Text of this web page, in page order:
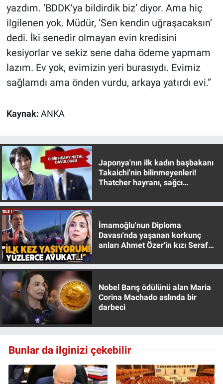
yazdım. ‘BDDK’ya bildirdik biz’ diyor. Ama hiç
ilgilenen yok. Müdür, ‘Sen kendin uğraşacaksın’
dedi. İki senedir olmayan evin kredisini
kesiyorlar ve sekiz sene daha ödeme yapmam
lazım. Ev yok, evimizin yeri burasıydı. Evimiz
sağlamdı ama önden vurdu, arkaya yatırdı evi.”
Kaynak: ANKA
Japonya'nın ilk kadın başbakanı
Takaichi'nin bilinmeyenleri!
Thatcher hayranı, sağcı
İmamoğlu'nun Diploma
Davası'nda yaşanan korkunç
anları Ahmet Özer'in kızı Seraf
Nobel Barış ödülünü alan Maria
Corina Machado aslında bir
darbeci
Bunlar da ilginizi çekebilir